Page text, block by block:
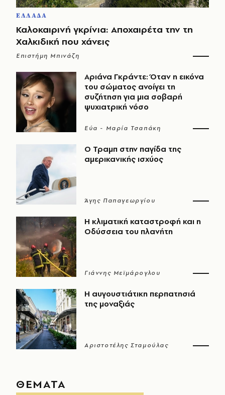
ΕΛΛΑΔΑ
Καλοκαιρινή γκρίνια: Αποχαιρέτα την τη
Χαλκιδική που χάνεις
Επιστήμη Μπινάζη
Αριάνα Γκράντε: Όταν η εικόνα
του σώματος ανοίγει τη
συζήτηση για μια σοβαρή
ψυχιατρική νόσο
Εύα - Μαρία Τσαπάκη
Ο Τραμπ στην παγίδα της
αμερικανικής ισχύος
Άγης Παπαγεωργίου
Η κλιματική καταστροφή και η
Οδύσσεια του πλανήτη
Γιάννης Μεϊμάρογλου
Η αυγουστιάτικη περπατησιά
της μοναξιάς
Αριστοτέλης Σταμούλας
ΘΕΜΑΤΑ